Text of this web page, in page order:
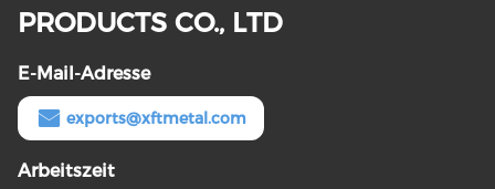
PRODUCTS CO., LTD
E-Mail-Adresse
exports@xftmetal.com
Arbeitszeit